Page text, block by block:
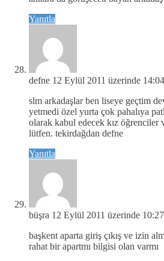
Yanıtla
defne 12 Eylül 2011 üzerinde
slm arkadaşlar ben liseye geçtim
yetmedi özel yurta çok pahalıya
olarak kabul edecek kız öğrenciler
lütfen. tekirdağdan defne
Yanıtla
büşra 12 Eylül 2011 üzerinde
başkent aparta giriş çıkış ve izin
rahat bir apartmı bilgisi olan varmı